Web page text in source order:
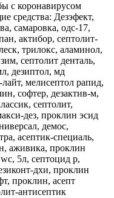
с коронавирусом
средства: Дезэфект,
самаровка, одс-17,
актибор, септолит-
трилокс, аламинол,
септолит денталь,
дезиптол, мд
мелисептол рапид,
софтер, дезактив-м,
септолит,
дез, проклин эсид
демос,
асептик-специаль,
аживика, проклин
5л, септоцид р,
дхи, проклин
проклин, асепт
антисептик